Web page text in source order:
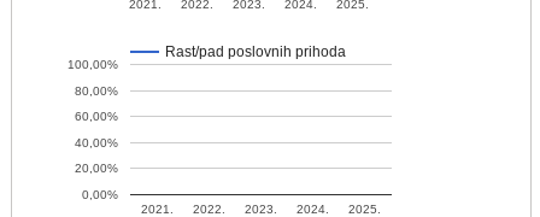
2021. 2022. 2023. 2024. 2025.
Rast/pad poslovnih prihoda
2021. 2022. 2023. 2024. 2025.
0,00%
20,00%
40,00%
60,00%
80,00%
100,00%